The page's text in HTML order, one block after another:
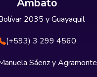
Ambato
2035 y Guayaquil
(+593) 3 299 4560
Sáenz y Agramonte